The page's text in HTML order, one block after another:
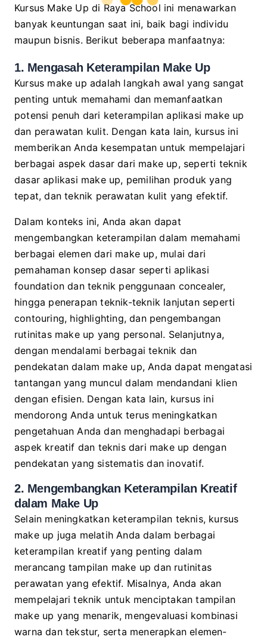
Kursus Make Up di Raya School ini menawarkan
banyak keuntungan saat ini, baik bagi individu
maupun bisnis. Berikut beberapa manfaatnya:
1. Mengasah Keterampilan Make Up
Kursus make up adalah langkah awal yang sangat
penting untuk memahami dan memanfaatkan
potensi penuh dari keterampilan aplikasi make up
dan perawatan kulit. Dengan kata lain, kursus ini
memberikan Anda kesempatan untuk mempelajari
berbagai aspek dasar dari make up, seperti teknik
dasar aplikasi make up, pemilihan produk yang
tepat, dan teknik perawatan kulit yang efektif.
Dalam konteks ini, Anda akan dapat
mengembangkan keterampilan dalam memahami
berbagai elemen dari make up, mulai dari
pemahaman konsep dasar seperti aplikasi
foundation dan teknik penggunaan concealer,
hingga penerapan teknik-teknik lanjutan seperti
contouring, highlighting, dan pengembangan
rutinitas make up yang personal. Selanjutnya,
dengan mendalami berbagai teknik dan
pendekatan dalam make up, Anda dapat mengatasi
tantangan yang muncul dalam mendandani klien
dengan efisien. Dengan kata lain, kursus ini
mendorong Anda untuk terus meningkatkan
pengetahuan Anda dan menghadapi berbagai
aspek kreatif dan teknis dari make up dengan
pendekatan yang sistematis dan inovatif.
2. Mengembangkan Keterampilan Kreatif
dalam Make Up
Selain meningkatkan keterampilan teknis, kursus
make up juga melatih Anda dalam berbagai
keterampilan kreatif yang penting dalam
merancang tampilan make up dan rutinitas
perawatan yang efektif. Misalnya, Anda akan
mempelajari teknik untuk menciptakan tampilan
make up yang menarik, mengevaluasi kombinasi
warna dan tekstur, serta menerapkan elemen-